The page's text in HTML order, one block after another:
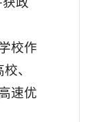
校作
、
速优